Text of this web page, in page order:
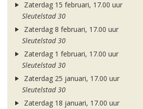
Zaterdag 15 februari, 17.00 uur
Sleutelstad 30
Zaterdag 8 februari, 17.00 uur
Sleutelstad 30
Zaterdag 1 februari, 17.00 uur
Sleutelstad 30
Zaterdag 25 januari, 17.00 uur
Sleutelstad 30
Zaterdag 18 januari, 17.00 uur